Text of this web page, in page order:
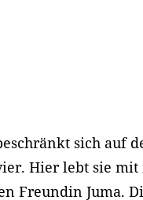
sich auf
Hier lebt sie
Freundin Juma.